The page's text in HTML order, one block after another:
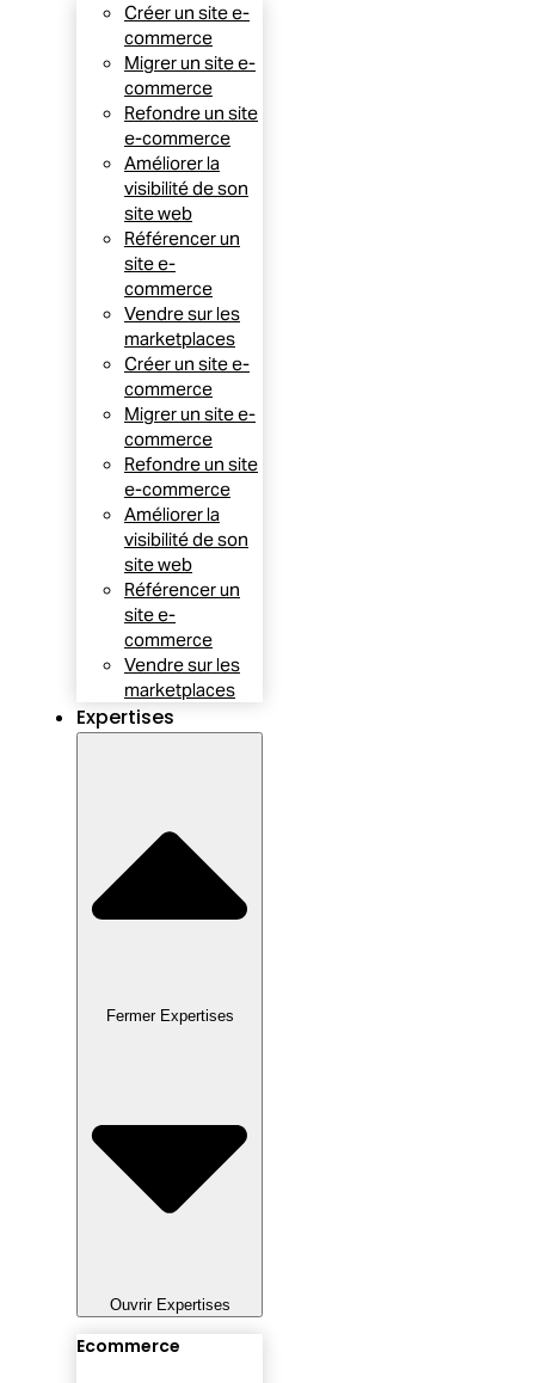
Créer un site e-
commerce
Migrer un site e-
commerce
Refondre un site
e-commerce
Améliorer la
visibilité de son
site web
Référencer un
site e-
commerce
Vendre sur les
marketplaces
Créer un site e-
commerce
Migrer un site e-
commerce
Refondre un site
e-commerce
Améliorer la
visibilité de son
site web
Référencer un
site e-
commerce
Vendre sur les
marketplaces
Expertises
Fermer Expertises
Ouvrir Expertises
Ecommerce